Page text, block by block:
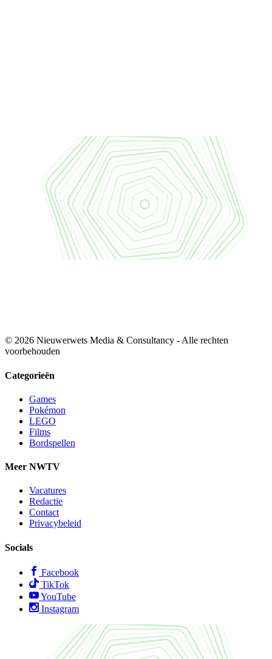
© 2026 Nieuwerwets Media & Consultancy - Alle rechten
voorbehouden
Categorieën
Games
Pokémon
LEGO
Films
Bordspellen
Meer NWTV
Vacatures
Redactie
Contact
Privacybeleid
Socials
Facebook
TikTok
YouTube
Instagram